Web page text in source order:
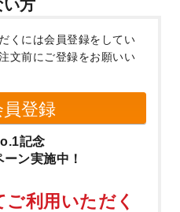
い方
くには会員登録をしてい
文前にご登録をお願いい
登録
記念
ン実施中！
利用いただく